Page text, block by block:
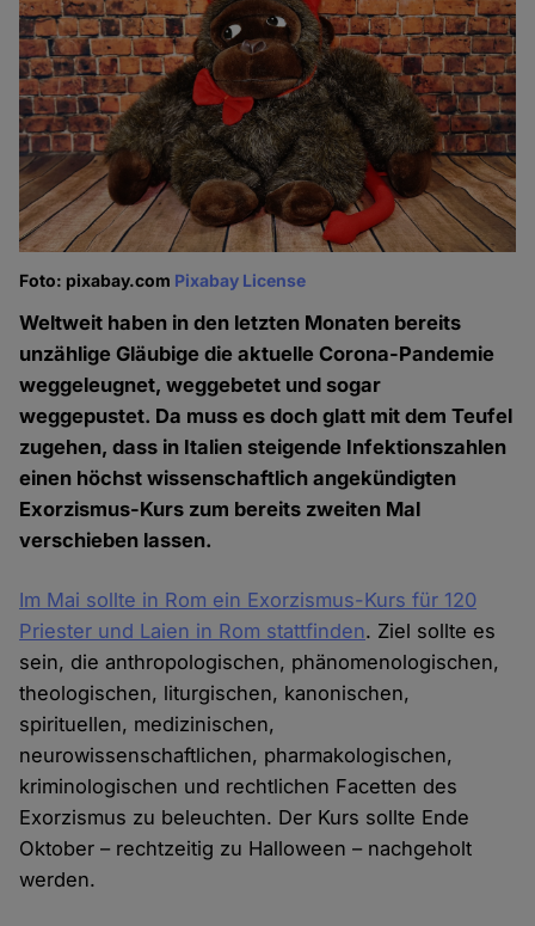
Foto: pixabay.com Pixabay License
Weltweit haben in den letzten Monaten bereits
unzählige Gläubige die aktuelle Corona-Pandemie
weggeleugnet, weggebetet und sogar
weggepustet. Da muss es doch glatt mit dem Teufel
zugehen, dass in Italien steigende Infektionszahlen
einen höchst wissenschaftlich angekündigten
Exorzismus-Kurs zum bereits zweiten Mal
verschieben lassen.
Im Mai sollte in Rom ein Exorzismus-Kurs für 120
Priester und Laien in Rom stattfinden. Ziel sollte es
sein, die anthropologischen, phänomenologischen,
theologischen, liturgischen, kanonischen,
spirituellen, medizinischen,
neurowissenschaftlichen, pharmakologischen,
kriminologischen und rechtlichen Facetten des
Exorzismus zu beleuchten. Der Kurs sollte Ende
Oktober – rechtzeitig zu Halloween – nachgeholt
werden.